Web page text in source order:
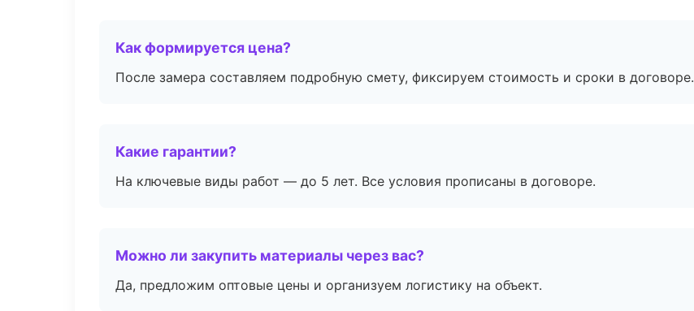
Как формируется цена?
После замера составляем подробную смету, фиксируем стоимость и сроки в договоре.
Какие гарантии?
На ключевые виды работ — до 5 лет. Все условия прописаны в договоре.
Можно ли закупить материалы через вас?
Да, предложим оптовые цены и организуем логистику на объект.